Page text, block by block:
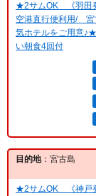
★2サムOK 《羽田
空港直行便利用/ 宮
気ホテルをご用意
い朝食4回付
目的地：宮古島
★2サムOK 《神戸